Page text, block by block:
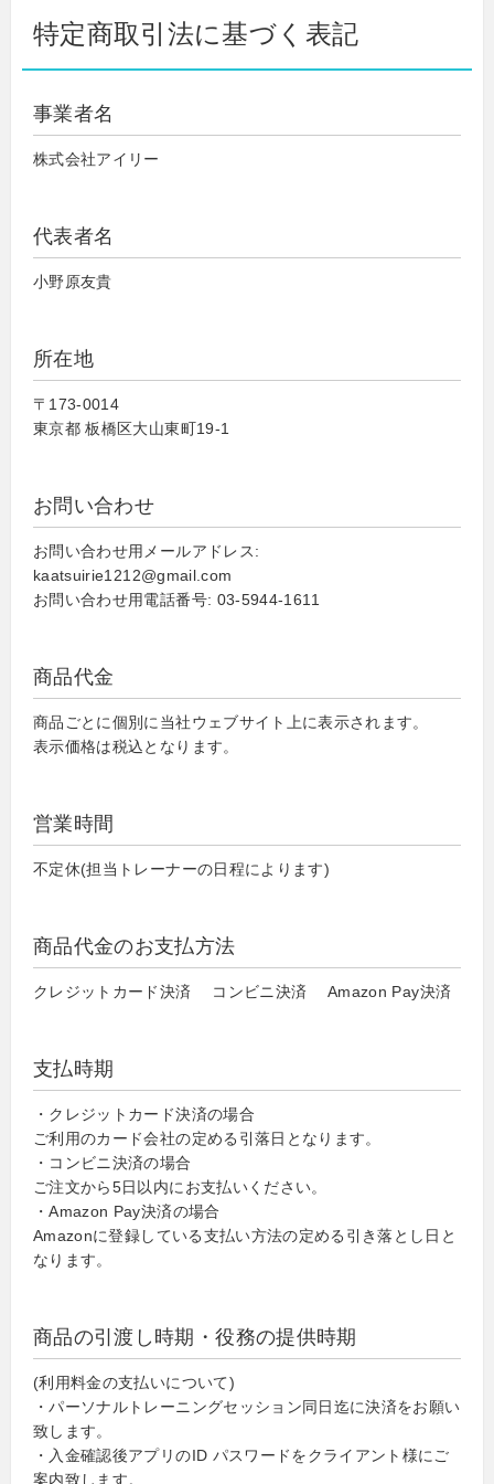
特定商取引法に基づく表記
事業者名
株式会社アイリー
代表者名
小野原友貴
所在地
〒173-0014
東京都 板橋区大山東町19-1
お問い合わせ
お問い合わせ用メールアドレス:
kaatsuirie1212@gmail.com
お問い合わせ用電話番号: 03-5944-1611
商品代金
商品ごとに個別に当社ウェブサイト上に表示されます。
表示価格は税込となります。
営業時間
不定休(担当トレーナーの日程によります)
商品代金のお支払方法
クレジットカード決済 コンビニ決済 Amazon Pay決済
支払時期
・クレジットカード決済の場合
ご利用のカード会社の定める引落日となります。
・コンビニ決済の場合
ご注文から5日以内にお支払いください。
・Amazon Pay決済の場合
Amazonに登録している支払い方法の定める引き落とし日と
なります。
商品の引渡し時期・役務の提供時期
(利用料金の支払いについて)
・パーソナルトレーニングセッション同日迄に決済をお願い
致します。
・入金確認後アプリのID パスワードをクライアント様にご
案内致します。